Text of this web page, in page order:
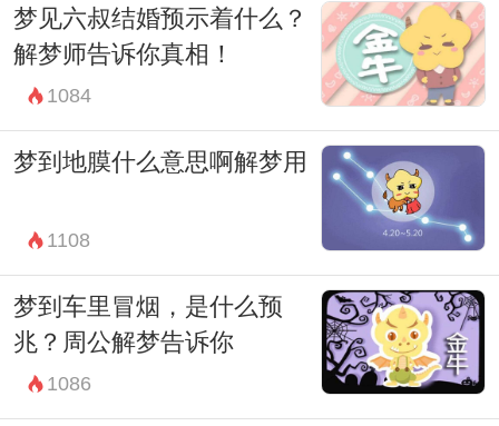
当一位解梦小姐被抓时，她背后可能隐藏着
更多不为人知的故事和动机。是她们解读梦
境的方式触及了某些人的利益？还是她们的
存在本身挑战了某种秩序或权威？这些问题
不仅让人们对梦境解读的合法性产生怀疑，
更让我们反思解梦背后的权力关系和社会结
构。
然而，无论解梦小姐们的命运如何，梦境的
奥秘依然摆在那里。每一个深夜醒来的人，
梦见六叔结婚预示着什么？
解梦师告诉你真相！
1084
梦到地膜什么意思啊解梦用
1108
梦到车里冒烟，是什么预
兆？周公解梦告诉你
1086